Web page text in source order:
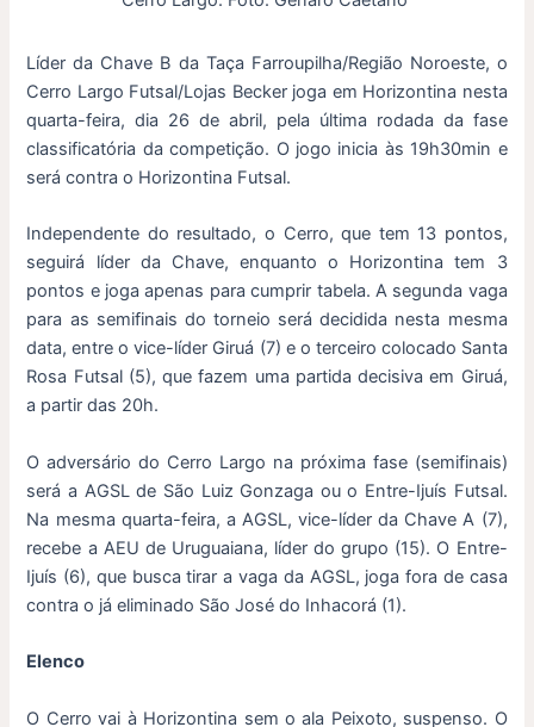
Líder da Chave B da Taça Farroupilha/Região Noroeste, o
Cerro Largo Futsal/Lojas Becker joga em Horizontina nesta
quarta-feira, dia 26 de abril, pela última rodada da fase
classificatória da competição. O jogo inicia às 19h30min e
será contra o Horizontina Futsal.
Independente do resultado, o Cerro, que tem 13 pontos,
seguirá líder da Chave, enquanto o Horizontina tem 3
pontos e joga apenas para cumprir tabela. A segunda vaga
para as semifinais do torneio será decidida nesta mesma
data, entre o vice-líder Giruá (7) e o terceiro colocado Santa
Rosa Futsal (5), que fazem uma partida decisiva em Giruá,
a partir das 20h.
O adversário do Cerro Largo na próxima fase (semifinais)
será a AGSL de São Luiz Gonzaga ou o Entre-Ijuís Futsal.
Na mesma quarta-feira, a AGSL, vice-líder da Chave A (7),
recebe a AEU de Uruguaiana, líder do grupo (15). O Entre-
Ijuís (6), que busca tirar a vaga da AGSL, joga fora de casa
contra o já eliminado São José do Inhacorá (1).
Elenco
O Cerro vai à Horizontina sem o ala Peixoto, suspenso. O